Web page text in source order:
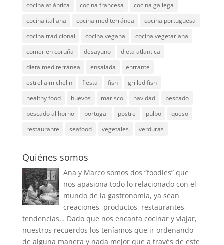
cocina atlántica
cocina francesa
cocina gallega
cocina italiana
cocina mediterránea
cocina portuguesa
cocina tradicional
cocina vegana
cocina vegetariana
comer en coruña
desayuno
dieta atlantica
dieta mediterránea
ensalada
entrante
estrella michelin
fiesta fish
grilled fish
healthy food
huevos marisco navidad
pescado
pescado al horno
portugal postre pulpo
queso
restaurante
seafood vegetales verduras
Quiénes somos
Ana y Marco somos dos “foodies” que
nos apasiona todo lo relacionado con el
mundo de la gastronomía, ya sean
creaciones, productos, restaurantes,
tendencias… Dado que nos encanta cocinar y viajar,
nuestros recuerdos los teníamos que ir ordenando
de alguna manera y nada mejor que a través de este